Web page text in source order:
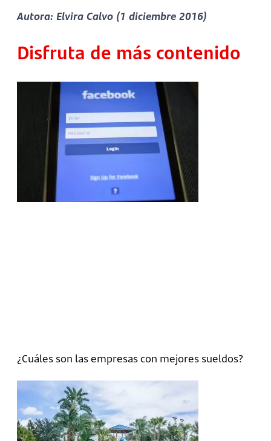
Autora: Elvira Calvo (1 diciembre 2016)
Disfruta de más contenido
¿Cuáles son las empresas con mejores sueldos?